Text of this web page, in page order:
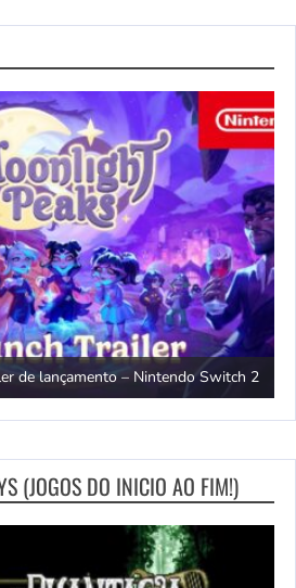
de lançamento – Nintendo Switch 2
(JOGOS DO INICIO AO FIM!)